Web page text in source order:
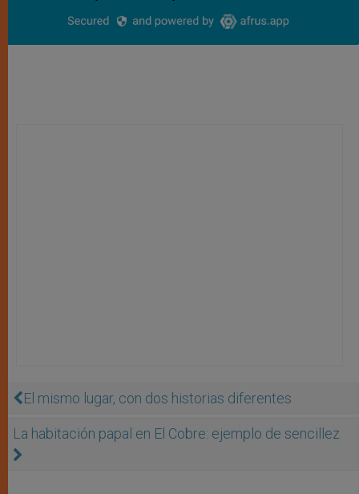
El mismo lugar, con dos historias diferentes
La habitación papal en El Cobre: ejemplo de sencillez